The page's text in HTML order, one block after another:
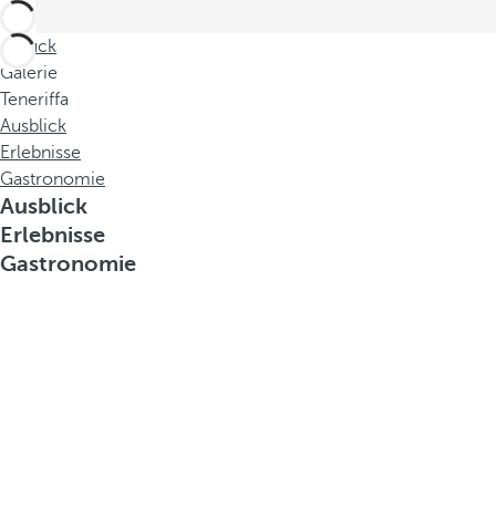
Zurück
Galerie
Teneriffa
Ausblick
Erlebnisse
Gastronomie
Ausblick
Erlebnisse
Gastronomie